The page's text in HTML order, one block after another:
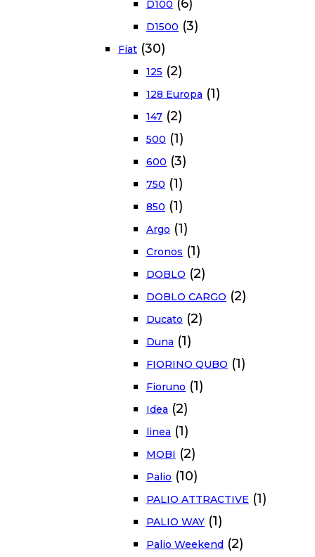
D100 (6)
D1500 (3)
Fiat (30)
125 (2)
128 Europa (1)
147 (2)
500 (1)
600 (3)
750 (1)
850 (1)
Argo (1)
Cronos (1)
DOBLO (2)
DOBLO CARGO (2)
Ducato (2)
Duna (1)
FIORINO QUBO (1)
Fioruno (1)
Idea (2)
linea (1)
MOBI (2)
Palio (10)
PALIO ATTRACTIVE (1)
PALIO WAY (1)
Palio Weekend (2)